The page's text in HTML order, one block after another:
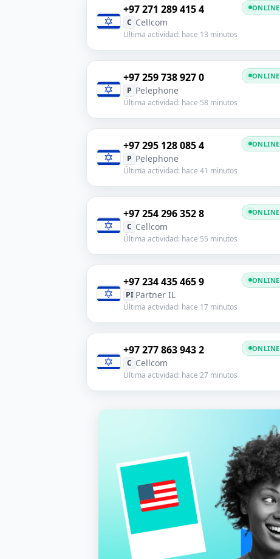
+97 271 289 415 4
C Cellcom
Última actividad: hace 13 minutos
ONLINE
+97 259 738 927 0
P Pelephone
Última actividad: hace 58 minutos
ONLINE
+97 295 128 085 4
P Pelephone
Última actividad: hace 41 minutos
ONLINE
+97 254 296 352 8
C Cellcom
Última actividad: hace 55 minutos
ONLINE
+97 234 435 465 9
PI Partner IL
Última actividad: hace 17 minutos
ONLINE
+97 277 863 943 2
C Cellcom
Última actividad: hace 27 minutos
ONLINE